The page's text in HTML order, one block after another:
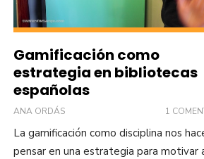
Gamificación como
estrategia en bibliotecas
españolas
ANA ORDÁS 1
La gamificación como disciplina nos
pensar en una estrategia para motivar